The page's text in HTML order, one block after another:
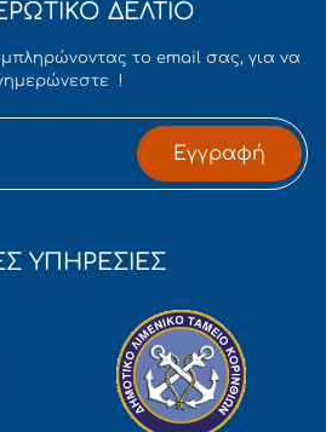
ΔΕΛΤΙΟ
το email σας, για να
!
Εγγραφή
ΥΠΗΡΕΣΙΕΣ